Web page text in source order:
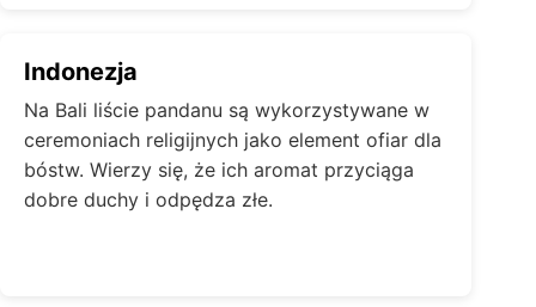
Indonezja
Na Bali liście pandanu są wykorzystywane w
ceremoniach religijnych jako element ofiar dla
bóstw. Wierzy się, że ich aromat przyciąga
dobre duchy i odpędza złe.